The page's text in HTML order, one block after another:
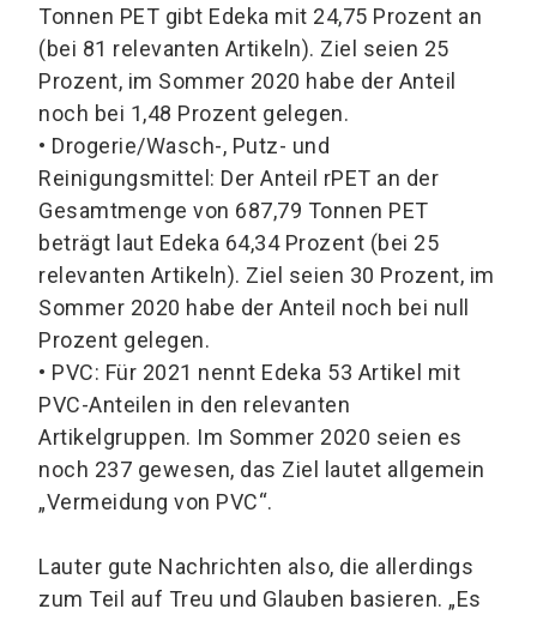
Tonnen PET gibt Edeka mit 24,75 Prozent an
(bei 81 relevanten Artikeln). Ziel seien 25
Prozent, im Sommer 2020 habe der Anteil
noch bei 1,48 Prozent gelegen.
• Drogerie/Wasch-, Putz- und
Reinigungsmittel: Der Anteil rPET an der
Gesamtmenge von 687,79 Tonnen PET
beträgt laut Edeka 64,34 Prozent (bei 25
relevanten Artikeln). Ziel seien 30 Prozent, im
Sommer 2020 habe der Anteil noch bei null
Prozent gelegen.
• PVC: Für 2021 nennt Edeka 53 Artikel mit
PVC-Anteilen in den relevanten
Artikelgruppen. Im Sommer 2020 seien es
noch 237 gewesen, das Ziel lautet allgemein
„Vermeidung von PVC“.
Lauter gute Nachrichten also, die allerdings
zum Teil auf Treu und Glauben basieren. „Es